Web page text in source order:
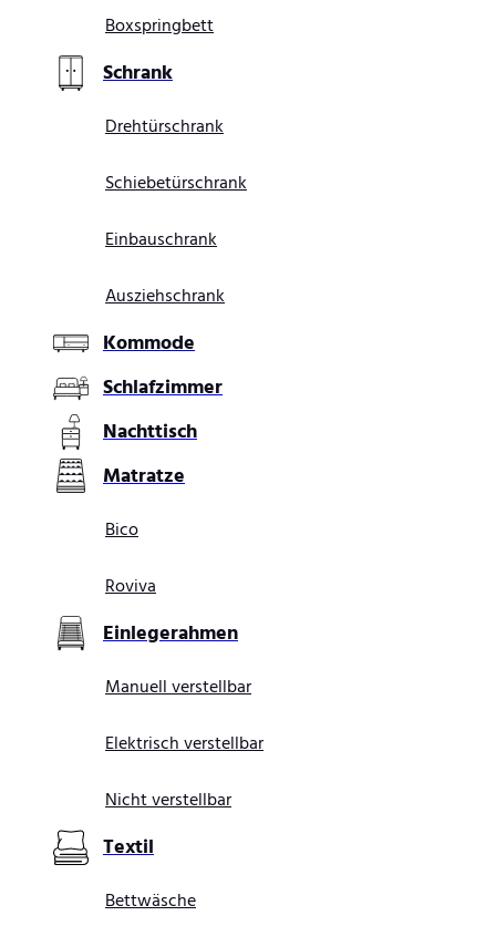
Boxspringbett
Schrank
Drehtürschrank
Schiebetürschrank
Einbauschrank
Ausziehschrank
Kommode
Schlafzimmer
Nachttisch
Matratze
Bico
Roviva
Einlegerahmen
Manuell verstellbar
Elektrisch verstellbar
Nicht verstellbar
Textil
Bettwäsche